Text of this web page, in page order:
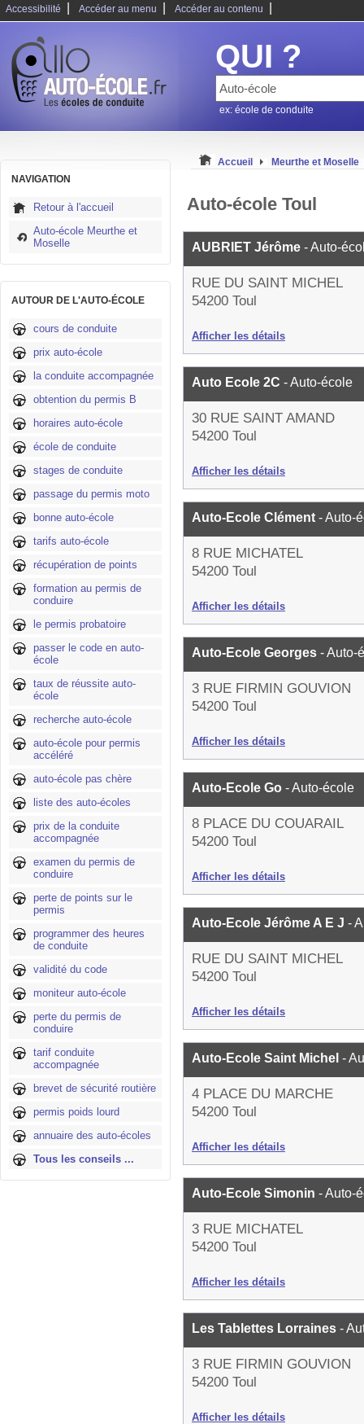
Accessibilité Accéder au menu Accéder au contenu
QUI ?
ex: école de conduite
NAVIGATION
Retour à l'accueil
Auto-école Meurthe et
Moselle
AUTOUR DE L'AUTO-ÉCOLE
cours de conduite
prix auto-école
la conduite accompagnée
obtention du permis B
horaires auto-école
école de conduite
stages de conduite
passage du permis moto
bonne auto-école
tarifs auto-école
récupération de points
formation au permis de
conduire
le permis probatoire
passer le code en auto-
école
taux de réussite auto-
école
recherche auto-école
auto-école pour permis
accéléré
auto-école pas chère
liste des auto-écoles
prix de la conduite
accompagnée
examen du permis de
conduire
perte de points sur le
permis
programmer des heures
de conduite
validité du code
moniteur auto-école
perte du permis de
conduire
tarif conduite
accompagnée
brevet de sécurité routière
permis poids lourd
annuaire des auto-écoles
Tous les conseils ...
Accueil Meurthe et Moselle
Auto-école Toul
AUBRIET Jérôme - Auto-
RUE DU SAINT MICHEL
54200 Toul
Afficher les détails
Auto Ecole 2C - Auto-école
30 RUE SAINT AMAND
54200 Toul
Afficher les détails
Auto-Ecole Clément - Auto-
8 RUE MICHATEL
54200 Toul
Afficher les détails
Auto-Ecole Georges - Auto-
3 RUE FIRMIN GOUVION
54200 Toul
Afficher les détails
Auto-Ecole Go - Auto-école
8 PLACE DU COUARAIL
54200 Toul
Afficher les détails
Auto-Ecole Jérôme A E J -
RUE DU SAINT MICHEL
54200 Toul
Afficher les détails
Auto-Ecole Saint Michel -
4 PLACE DU MARCHE
54200 Toul
Afficher les détails
Auto-Ecole Simonin - Auto-
3 RUE MICHATEL
54200 Toul
Afficher les détails
Les Tablettes Lorraines -
3 RUE FIRMIN GOUVION
54200 Toul
Afficher les détails